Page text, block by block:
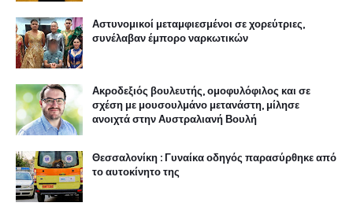
Αστυνομικοί μεταμφιεσμένοι σε χορεύτριες,
συνέλαβαν έμπορο ναρκωτικών
Ακροδεξιός βουλευτής, ομοφυλόφιλος και σε
σχέση με μουσουλμάνο μετανάστη, μίλησε
ανοιχτά στην Αυστραλιανή Βουλή
Θεσσαλονίκη : Γυναίκα οδηγός παρασύρθηκε από
το αυτοκίνητο της